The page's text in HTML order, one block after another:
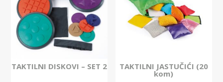
TAKTILNI DISKOVI – SET 2 TAKTILNI JASTUČIĆI (20
kom)